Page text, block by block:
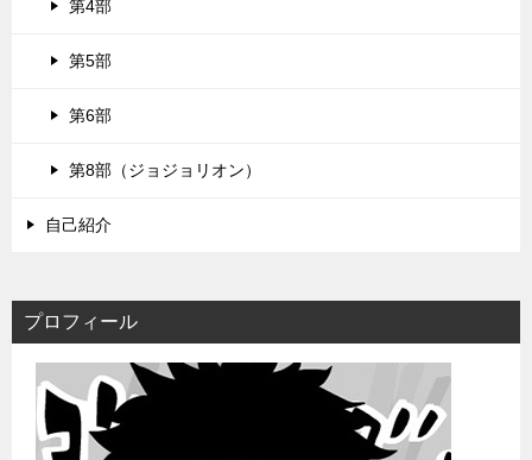
第4部
第5部
第6部
第8部（ジョジョリオン）
自己紹介
プロフィール